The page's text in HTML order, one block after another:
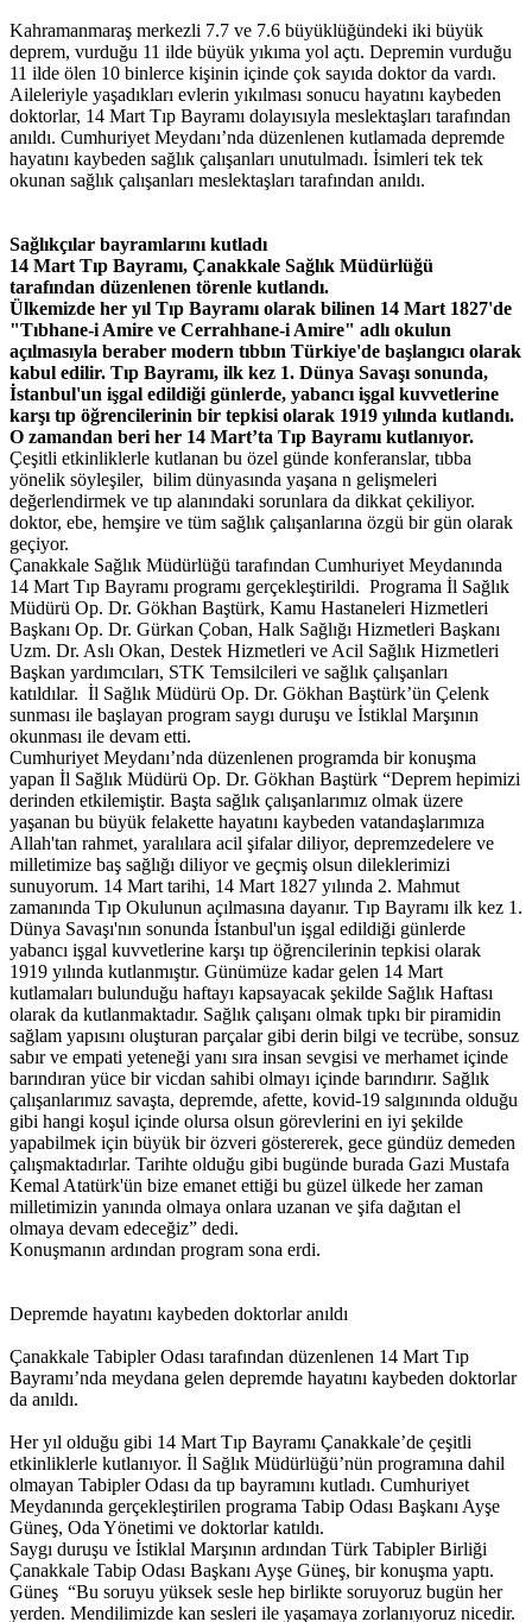
Kahramanmaraş merkezli 7.7 ve 7.6 büyüklüğündeki iki büyük
deprem, vurduğu 11 ilde büyük yıkıma yol açtı. Depremin vurduğu
11 ilde ölen 10 binlerce kişinin içinde çok sayıda doktor da vardı.
Aileleriyle yaşadıkları evlerin yıkılması sonucu hayatını kaybeden
doktorlar, 14 Mart Tıp Bayramı dolayısıyla meslektaşları tarafından
anıldı. Cumhuriyet Meydanı’nda düzenlenen kutlamada depremde
hayatını kaybeden sağlık çalışanları unutulmadı. İsimleri tek tek
okunan sağlık çalışanları meslektaşları tarafından anıldı.
Sağlıkçılar bayramlarını kutladı
14 Mart Tıp Bayramı, Çanakkale Sağlık Müdürlüğü
tarafından düzenlenen törenle kutlandı.
Ülkemizde her yıl Tıp Bayramı olarak bilinen 14 Mart 1827'de
"Tıbhane-i Amire ve Cerrahhane-i Amire" adlı okulun
açılmasıyla beraber modern tıbbın Türkiye'de başlangıcı olarak
kabul edilir. Tıp Bayramı, ilk kez 1. Dünya Savaşı sonunda,
İstanbul'un işgal edildiği günlerde, yabancı işgal kuvvetlerine
karşı tıp öğrencilerinin bir tepkisi olarak 1919 yılında kutlandı.
O zamandan beri her 14 Mart’ta Tıp Bayramı kutlanıyor.
Çeşitli etkinliklerle kutlanan bu özel günde konferanslar, tıbba
yönelik söyleşiler, bilim dünyasında yaşana n gelişmeleri
değerlendirmek ve tıp alanındaki sorunlara da dikkat çekiliyor.
doktor, ebe, hemşire ve tüm sağlık çalışanlarına özgü bir gün olarak
geçiyor.
Çanakkale Sağlık Müdürlüğü tarafından Cumhuriyet Meydanında
14 Mart Tıp Bayramı programı gerçekleştirildi. Programa İl Sağlık
Müdürü Op. Dr. Gökhan Baştürk, Kamu Hastaneleri Hizmetleri
Başkanı Op. Dr. Gürkan Çoban, Halk Sağlığı Hizmetleri Başkanı
Uzm. Dr. Aslı Okan, Destek Hizmetleri ve Acil Sağlık Hizmetleri
Başkan yardımcıları, STK Temsilcileri ve sağlık çalışanları
katıldılar. İl Sağlık Müdürü Op. Dr. Gökhan Baştürk’ün Çelenk
sunması ile başlayan program saygı duruşu ve İstiklal Marşının
okunması ile devam etti.
Cumhuriyet Meydanı’nda düzenlenen programda bir konuşma
yapan İl Sağlık Müdürü Op. Dr. Gökhan Baştürk “Deprem hepimizi
derinden etkilemiştir. Başta sağlık çalışanlarımız olmak üzere
yaşanan bu büyük felakette hayatını kaybeden vatandaşlarımıza
Allah'tan rahmet, yaralılara acil şifalar diliyor, depremzedelere ve
milletimize baş sağlığı diliyor ve geçmiş olsun dileklerimizi
sunuyorum. 14 Mart tarihi, 14 Mart 1827 yılında 2. Mahmut
zamanında Tıp Okulunun açılmasına dayanır. Tıp Bayramı ilk kez 1.
Dünya Savaşı'nın sonunda İstanbul'un işgal edildiği günlerde
yabancı işgal kuvvetlerine karşı tıp öğrencilerinin tepkisi olarak
1919 yılında kutlanmıştır. Günümüze kadar gelen 14 Mart
kutlamaları bulunduğu haftayı kapsayacak şekilde Sağlık Haftası
olarak da kutlanmaktadır. Sağlık çalışanı olmak tıpkı bir piramidin
sağlam yapısını oluşturan parçalar gibi derin bilgi ve tecrübe, sonsuz
sabır ve empati yeteneği yanı sıra insan sevgisi ve merhamet içinde
barındıran yüce bir vicdan sahibi olmayı içinde barındırır. Sağlık
çalışanlarımız savaşta, depremde, afette, kovid-19 salgınında olduğu
gibi hangi koşul içinde olursa olsun görevlerini en iyi şekilde
yapabilmek için büyük bir özveri göstererek, gece gündüz demeden
çalışmaktadırlar. Tarihte olduğu gibi bugünde burada Gazi Mustafa
Kemal Atatürk'ün bize emanet ettiği bu güzel ülkede her zaman
milletimizin yanında olmaya onlara uzanan ve şifa dağıtan el
olmaya devam edeceğiz” dedi.
Konuşmanın ardından program sona erdi.
Depremde hayatını kaybeden doktorlar anıldı
Çanakkale Tabipler Odası tarafından düzenlenen 14 Mart Tıp
Bayramı’nda meydana gelen depremde hayatını kaybeden doktorlar
da anıldı.
Her yıl olduğu gibi 14 Mart Tıp Bayramı Çanakkale’de çeşitli
etkinliklerle kutlanıyor. İl Sağlık Müdürlüğü’nün programına dahil
olmayan Tabipler Odası da tıp bayramını kutladı. Cumhuriyet
Meydanında gerçekleştirilen programa Tabip Odası Başkanı Ayşe
Güneş, Oda Yönetimi ve doktorlar katıldı.
Saygı duruşu ve İstiklal Marşının ardından Türk Tabipler Birliği
Çanakkale Tabip Odası Başkanı Ayşe Güneş, bir konuşma yaptı.
Güneş “Bu soruyu yüksek sesle hep birlikte soruyoruz bugün her
yerden. Mendilimizde kan sesleri ile yaşamaya zorlanıyoruz nicedir.